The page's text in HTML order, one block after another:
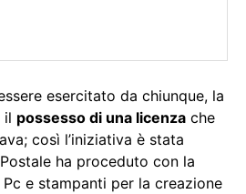
esercitato da chiunque, la
il possesso di una licenza che
così l’iniziativa è stata
ha proceduto con la
e stampanti per la creazione